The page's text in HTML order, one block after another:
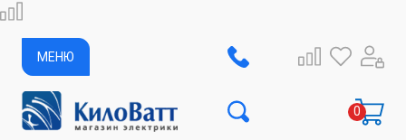
МЕНЮ